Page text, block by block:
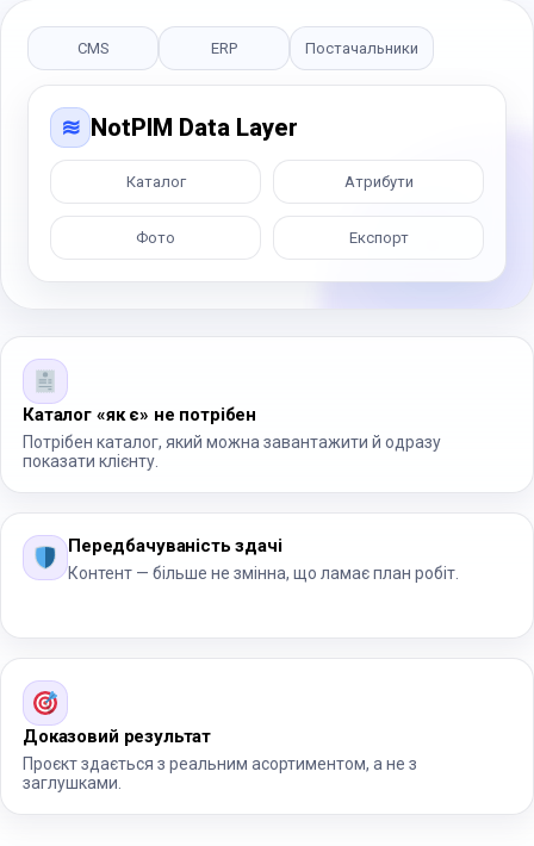
CMS ERP Постачальники
≋ NotPIM Data Layer
Каталог Атрибути
Фото Експорт
Каталог «як є» не потрібен
Потрібен каталог, який можна завантажити й одразу
показати клієнту.
Передбачуваність здачі
Контент — більше не змінна, що ламає план робіт.
Доказовий результат
Проєкт здається з реальним асортиментом, а не з
заглушками.